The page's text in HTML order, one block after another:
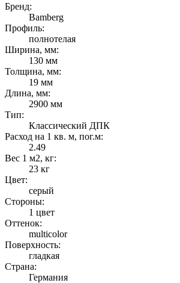
Бренд:
Bamberg
Профиль:
полнотелая
Ширина, мм:
130 мм
Толщина, мм:
19 мм
Длина, мм:
2900 мм
Тип:
Классический ДПК
Расход на 1 кв. м, пог.м:
2.49
Вес 1 м2, кг:
23 кг
Цвет:
серый
Стороны:
1 цвет
Оттенок:
multicolor
Поверхность:
гладкая
Страна:
Германия